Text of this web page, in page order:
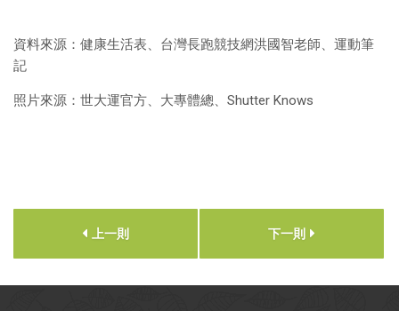
資料來源：健康生活表、台灣長跑競技網洪國智老師、運動筆
記
照片來源：世大運官方、大專體總、Shutter Knows
上一則 下一則